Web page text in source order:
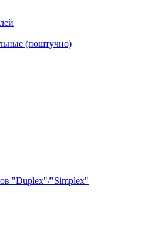
(поштучно)
"Duplex"/"Simplex"